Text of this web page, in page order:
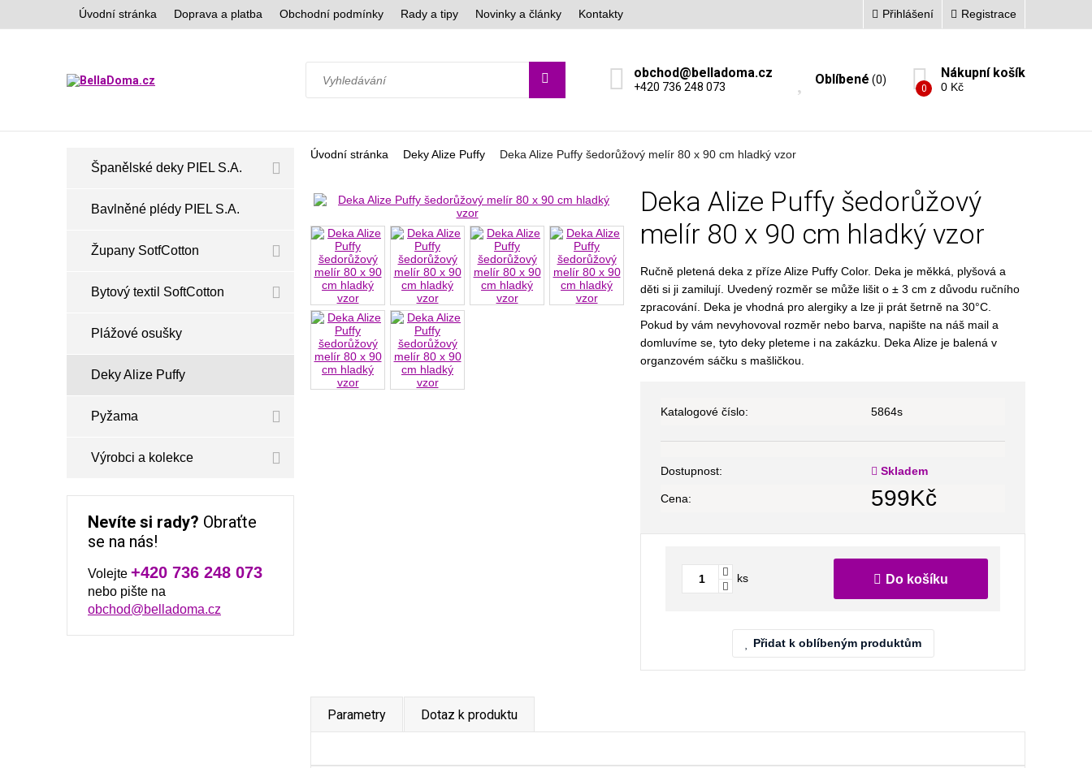
Úvodní stránka Doprava a platba Obchodní podmínky Rady a tipy Novinky a články Kontakty Přihlášení Registrace
obchod@belladoma.cz
+420 736 248 073 Oblíbené (0)
0
Nákupní košík
0 Kč
Úvodní stránka Deky Alize Puffy Deka Alize Puffy šedorůžový melír 80 x 90 cm hladký vzor
Deka Alize Puffy šedorůžový
melír 80 x 90 cm hladký vzor
Ručně pletená deka z příze Alize Puffy Color. Deka je měkká, plyšová a
děti si ji zamilují. Uvedený rozměr se může lišit o ± 3 cm z důvodu ručního
zpracování. Deka je vhodná pro alergiky a lze ji prát šetrně na 30°C.
Pokud by vám nevyhovoval rozměr nebo barva, napište na náš mail a
domluvíme se, tyto deky pleteme i na zakázku. Deka Alize je balená v
organzovém sáčku s mašličkou.
Katalogové číslo: 5864s
Dostupnost: Skladem
Cena: 599Kč
ks Do košíku
Přidat k oblíbeným produktům
Parametry Dotaz k produktu
Španělské deky PIEL S.A.
Bavlněné plédy PIEL S.A.
Župany SotfCotton
Bytový textil SoftCotton
Plážové osušky
Deky Alize Puffy
Pyžama
Výrobci a kolekce
Nevíte si rady? Obraťte
se na nás!
Volejte +420 736 248 073
nebo pište na
obchod@belladoma.cz